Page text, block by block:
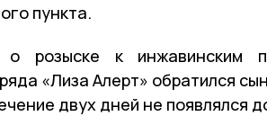
пункта.
розыске к инжавинским
«Лиза Алерт» обратился
двух дней не появлялся